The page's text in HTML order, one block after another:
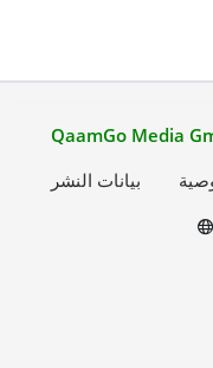
QaamGo Media
بيانات النشر